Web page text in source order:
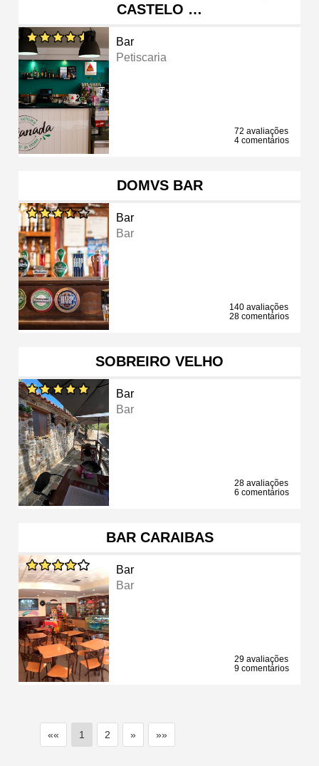
CASTELO …
Bar
Petiscaria
72 avaliações
4 comentários
DOMVS BAR
Bar
Bar
140 avaliações
28 comentários
SOBREIRO VELHO
Bar
Bar
28 avaliações
6 comentários
BAR CARAIBAS
Bar
Bar
29 avaliações
9 comentários
«« 1 2 » »»